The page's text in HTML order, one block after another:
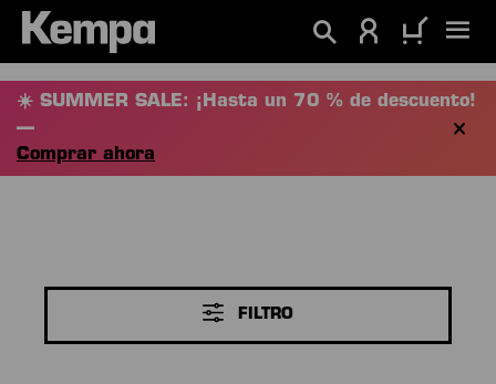
principal
☀️ SUMMER SALE: ¡Hasta un 70 % de descuento!
—
Comprar ahora
FILTRO